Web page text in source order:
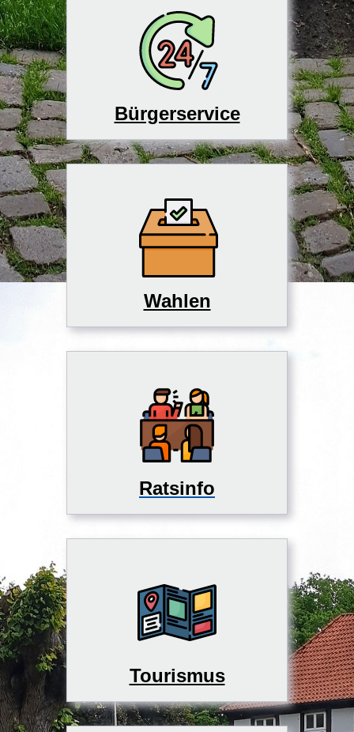
Bürgerservice
Wahlen
Ratsinfo
Tourismus